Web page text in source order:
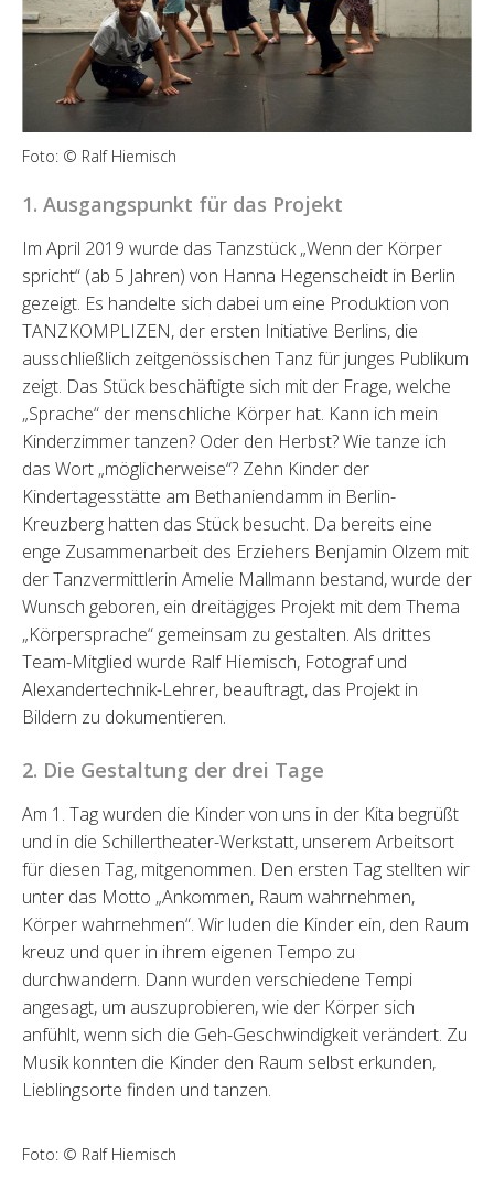
Foto: © Ralf Hiemisch
1. Ausgangspunkt für das Projekt
Im April 2019 wurde das Tanzstück „Wenn der Körper
spricht“ (ab 5 Jahren) von Hanna Hegenscheidt in Berlin
gezeigt. Es handelte sich dabei um eine Produktion von
TANZKOMPLIZEN, der ersten Initiative Berlins, die
ausschließlich zeitgenössischen Tanz für junges Publikum
zeigt. Das Stück beschäftigte sich mit der Frage, welche
„Sprache“ der menschliche Körper hat. Kann ich mein
Kinderzimmer tanzen? Oder den Herbst? Wie tanze ich
das Wort „möglicherweise“? Zehn Kinder der
Kindertagesstätte am Bethaniendamm in Berlin-
Kreuzberg hatten das Stück besucht. Da bereits eine
enge Zusammenarbeit des Erziehers Benjamin Olzem mit
der Tanzvermittlerin Amelie Mallmann bestand, wurde der
Wunsch geboren, ein dreitägiges Projekt mit dem Thema
„Körpersprache“ gemeinsam zu gestalten. Als drittes
Team-Mitglied wurde Ralf Hiemisch, Fotograf und
Alexandertechnik-Lehrer, beauftragt, das Projekt in
Bildern zu dokumentieren.
2. Die Gestaltung der drei Tage
Am 1. Tag wurden die Kinder von uns in der Kita begrüßt
und in die Schillertheater-Werkstatt, unserem Arbeitsort
für diesen Tag, mitgenommen. Den ersten Tag stellten wir
unter das Motto „Ankommen, Raum wahrnehmen,
Körper wahrnehmen“. Wir luden die Kinder ein, den Raum
kreuz und quer in ihrem eigenen Tempo zu
durchwandern. Dann wurden verschiedene Tempi
angesagt, um auszuprobieren, wie der Körper sich
anfühlt, wenn sich die Geh-Geschwindigkeit verändert. Zu
Musik konnten die Kinder den Raum selbst erkunden,
Lieblingsorte finden und tanzen.
Foto: © Ralf Hiemisch